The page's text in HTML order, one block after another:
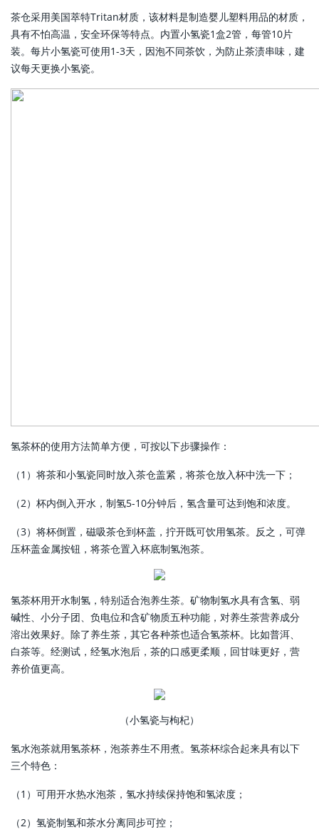
茶仓采用美国萃特Tritan材质，该材料是制造婴儿塑料用品的材质，
具有不怕高温，安全环保等特点。内置小氢瓷1盒2管，每管10片
装。每片小氢瓷可使用1-3天，因泡不同茶饮，为防止茶渍串味，建
议每天更换小氢瓷。
氢茶杯的使用方法简单方便，可按以下步骤操作：
（1）将茶和小氢瓷同时放入茶仓盖紧，将茶仓放入杯中洗一下；
（2）杯内倒入开水，制氢5-10分钟后，氢含量可达到饱和浓度。
（3）将杯倒置，磁吸茶仓到杯盖，拧开既可饮用氢茶。反之，可弹
压杯盖金属按钮，将茶仓置入杯底制氢泡茶。
氢茶杯用开水制氢，特别适合泡养生茶。矿物制氢水具有含氢、弱
碱性、小分子团、负电位和含矿物质五种功能，对养生茶营养成分
溶出效果好。除了养生茶，其它各种茶也适合氢茶杯。比如普洱、
白茶等。经测试，经氢水泡后，茶的口感更柔顺，回甘味更好，营
养价值更高。
（小氢瓷与枸杞）
氢水泡茶就用氢茶杯，泡茶养生不用煮。氢茶杯综合起来具有以下
三个特色：
（1）可用开水热水泡茶，氢水持续保持饱和氢浓度；
（2）氢瓷制氢和茶水分离同步可控；